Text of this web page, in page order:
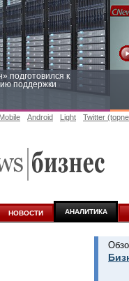
подготовился к
поддержки
Mobile Android Light Twitter
НОВОСТИ АНАЛИТИКА